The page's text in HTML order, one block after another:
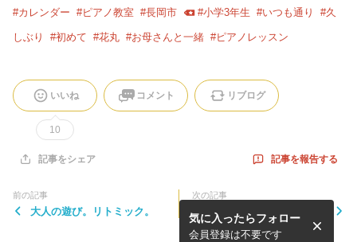
#カレンダー #ピアノ教室 #長岡市 #小学3年生 #いつも通り #久
しぶり #初めて #花丸 #お母さんと一緒 #ピアノレッスン
いいね
10
コメント リブログ
記事をシェア 記事を報告する
前の記事
大人の遊び。リトミック。
次の記事
待ち受けにしたいバイオリン
の写真
気に入ったらフォロー
会員登録は不要です